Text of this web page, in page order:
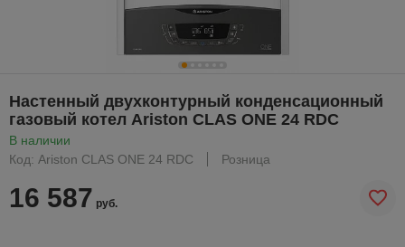
Настенный двухконтурный конденсационный
газовый котел Ariston CLAS ONE 24 RDC
В наличии
Код: Ariston CLAS ONE 24 RDC
Розница
16 587 руб.